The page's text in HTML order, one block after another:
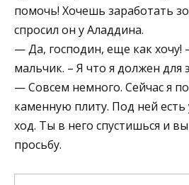
помочь! Хочешь заработать
спросил он у Аладдина.
— Да, господин, еще как хочу!
мальчик. – Я что я должен для
— Совсем немного. Сейчас я
каменную плиту. Под ней
ход. Ты в него спустишься и
просьбу.